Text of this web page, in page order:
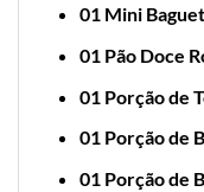
01 Mini
01 Pão Doce
01 Porção de
01 Porção de
01 Porção de